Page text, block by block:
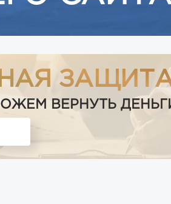
ВЕРНУТЬ